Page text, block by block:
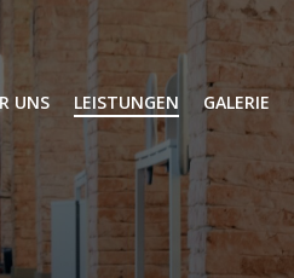
UNS LEISTUNGEN GALERIE